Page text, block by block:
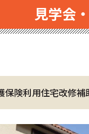
見学会
保険利用住宅改修